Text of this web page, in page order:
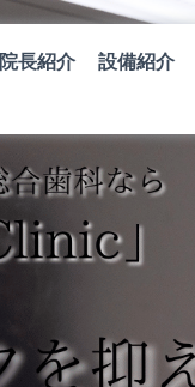
院長紹介 設備紹介